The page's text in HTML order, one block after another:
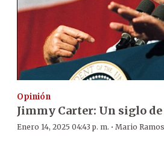
Opinión
Jimmy Carter: Un siglo
Enero 14, 2025 04:43 p. m. · Mario